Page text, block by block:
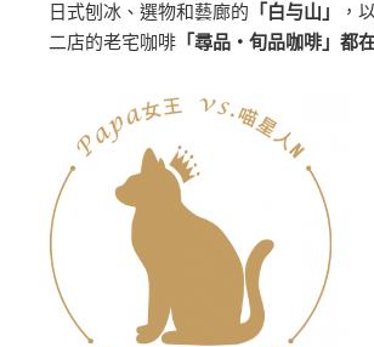
日式刨冰、選物和藝廊的 「白与山」
，
二店的老宅咖啡 「尋品・旬品咖啡」都